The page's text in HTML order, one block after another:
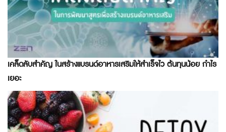
เคล็ดลับสำคัญ ในสร้างแบรนด์อาหารเสริมให้สำเร็จไว ต้นทุนน้อย กำไร
เยอะ